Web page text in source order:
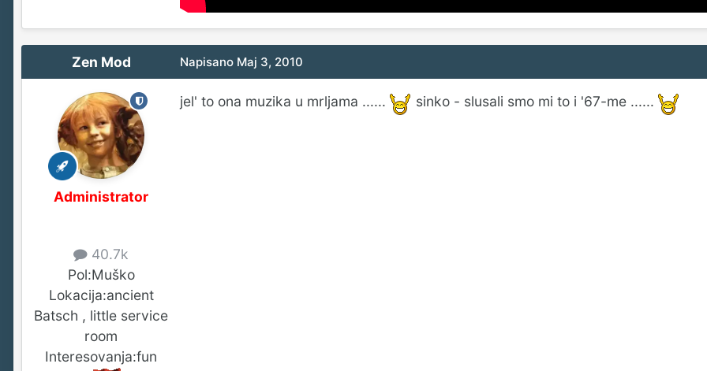
Zen Mod
Administrator
40.7k
Pol:Muško
Lokacija:ancient
Batsch , little service
room
Interesovanja:fun
Napisano Maj 3, 2010
jel' to ona muzika u mrljama ...... sinko - slusali smo mi to i '67-me ......